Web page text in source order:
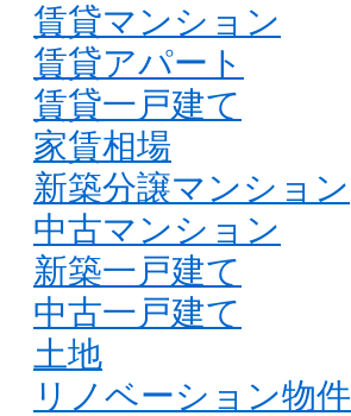
賃貸マンション
賃貸アパート
賃貸一戸建て
家賃相場
新築分譲マンション
中古マンション
新築一戸建て
中古一戸建て
土地
リノベーション物件